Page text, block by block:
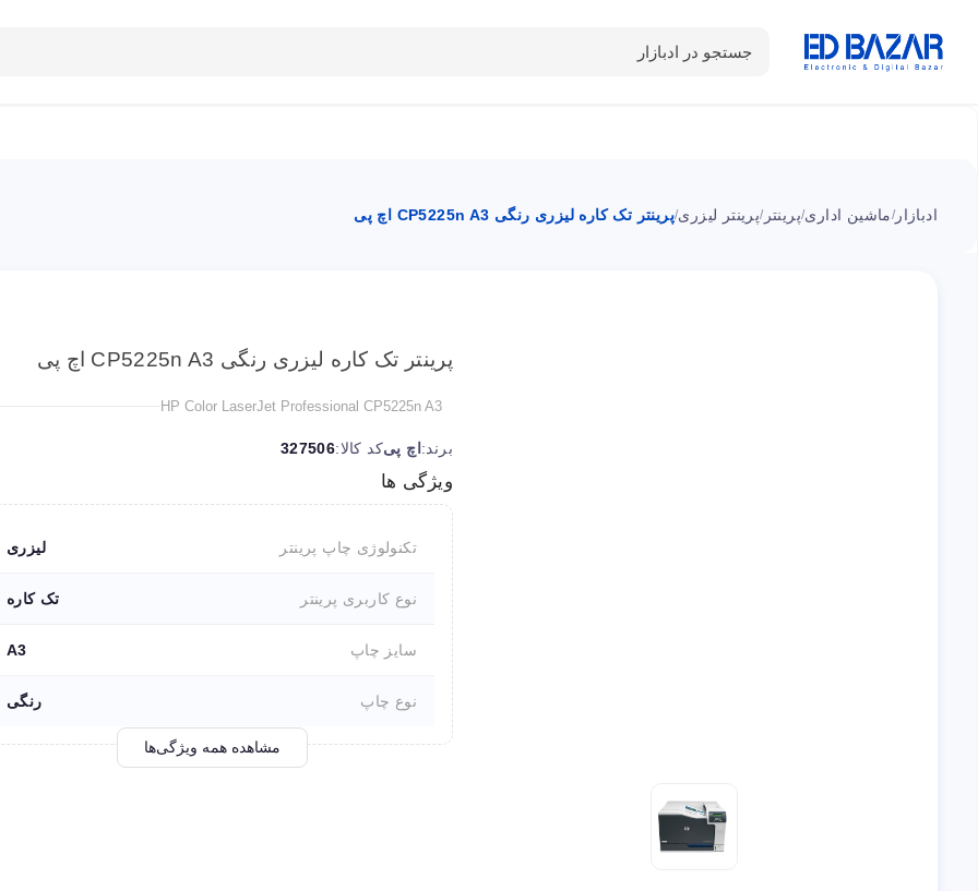
جستجو در ادبازار
دسته بندی محصولات
ادبازار /ماشین اداری/پرینتر /پرینتر لیزری/پرینتر تک کاره لیزری رنگی CP5225n A3 اچ پی
پرینتر تک کاره لیزری رنگی CP5225n A3 اچ پی
HP Color LaserJet Professional CP5225n A3
برند: اچ پیکد کالا:327506
ویژگی ها
تکنولوژی چاپ پرینتر لیزری
نوع کاربری پرینتر تک کاره
سایز چاپ A3
نوع چاپ رنگی
مشاهده همه ویژگی‌ها